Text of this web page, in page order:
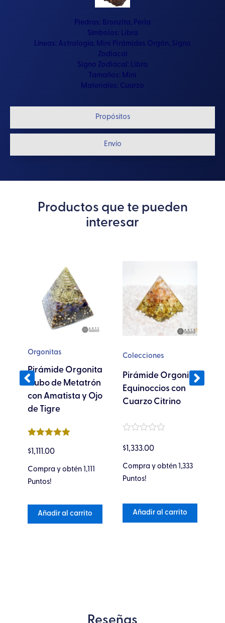
Propósitos
Envío
Piedras: Bronzita, Perla
Símbolos: Libra
Líneas: Astrología, Mini Pirámides Orgón, Signo
Zodiacal
Signo Zodiacal: Libra
Tamaños: Mini
Materiales: Cuarzo
Productos que te pueden
interesar
Orgonitas
Pirámide Orgonita
Cubo de Metatrón
con Amatista y Ojo
de Tigre
$ 1,111.00
Compra y obtén 1,111
Puntos!
Añadir al carrito
5de 5
Colecciones
Pirámide Orgonita
Equinoccios con
Cuarzo Citrino
$ 1,333.00
Compra y obtén 1,333
Puntos!
Añadir al carrito
en
de
5